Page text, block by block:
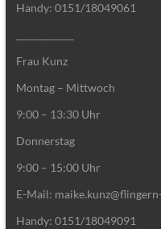
Handy: 0151/18049061
Frau Kunz
Montag – Mittwoch
9:00 – 13:30 Uhr
Donnerstag
9:00 – 15:00 Uhr
E-Mail:
Handy: 0151/18049091